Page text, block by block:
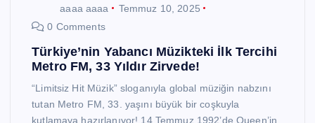
aaaa aaaa
Temmuz 10, 2025
0 Comments
Türkiye’nin Yabancı Müzikteki İlk Tercihi
Metro FM, 33 Yıldır Zirvede!
“Limitsiz Hit Müzik” sloganıyla global müziğin nabzını
tutan Metro FM, 33. yaşını büyük bir coşkuyla
kutlamaya hazırlanıyor! 14 Temmuz 1992’de Queen’in